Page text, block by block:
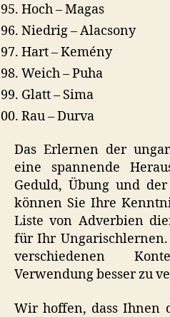
Hoch – Magas
Niedrig – Alacsony
Hart – Kemény
Weich – Puha
Glatt – Sima
Rau – Durva
Das Erlernen der
eine spannende
Geduld, Übung und
können Sie Ihre
Liste von Adverbien
für Ihr
verschiedenen
Verwendung besser zu
Wir hoffen, dass Ihnen